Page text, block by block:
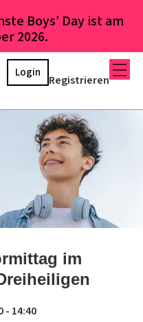
Boys’ Day ist am
2026.
Registrieren
Login
im
- 14:40